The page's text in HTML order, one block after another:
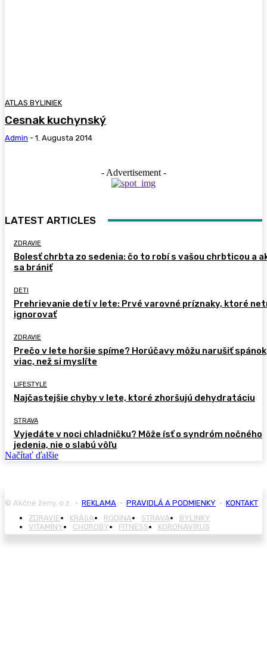
ATLAS BYLINIEK
Cesnak kuchynský
Admin - 1. Augusta 2014
- Advertisement -
LATEST ARTICLES
ZDRAVIE
Bolesť chrbta zo sedenia: čo to robí s vašou chrbticou a
sa brániť
DETI
Prehrievanie detí v lete: Prvé varovné príznaky, ktoré
ignorovať
ZDRAVIE
Prečo v lete horšie spíme? Horúčavy môžu narušiť spánok
viac, než si myslíte
LIFESTYLE
Najčastejšie chyby v lete, ktoré zhoršujú dehydratáciu
STRAVA
Vyjedáte v noci chladničku? Môže ísť o syndróm nočného
jedenia, nie o slabú vôľu
Načítať ďalšie
© Akčné ženy, o.z. • REKLAMA • PRAVIDLÁ A PODMIENKY • KONTAKT
ZDRAVIE
KRÁSA RODINA STRAVA
BYLINKY
VITAMÍNY
CHOROBY FITNESS KORONAVÍRUS